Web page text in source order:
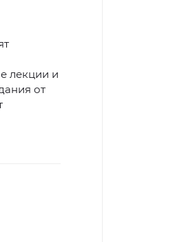
лекции и
от